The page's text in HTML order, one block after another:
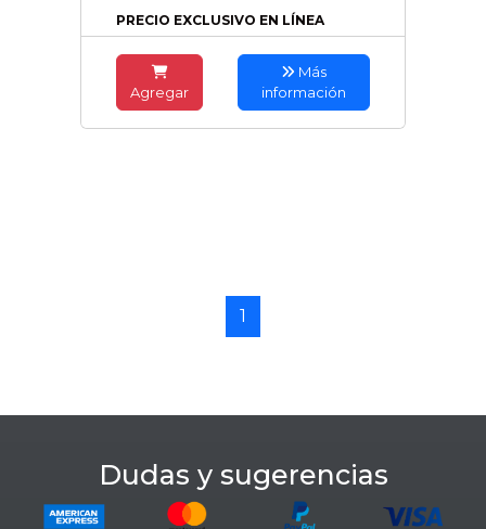
PRECIO EXCLUSIVO EN LÍNEA
Agregar
Más
información
1
Dudas y sugerencias